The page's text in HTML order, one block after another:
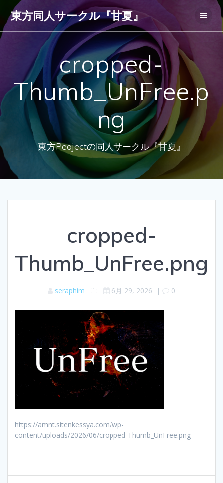
コ
ン
テ
ツ
へ
ス
キ
ッ
プ
東方同人サークル『甘夏』
cropped-
Thumb_UnFree.p
ng
東方Peojectの同人サークル『甘夏』
cropped-
Thumb_UnFree.png
seraphim 6月 29, 2026 | 0
https://amnt.sitenkessya.com/wp-
content/uploads/2026/06/cropped-Thumb_UnFree.png